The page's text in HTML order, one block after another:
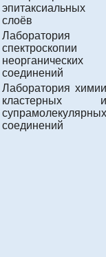
эпитаксиальных
слоёв
Лаборатория
спектроскопии
неорганических
соединений
Лаборатория химии
кластерных и
супрамолекулярных
соединений